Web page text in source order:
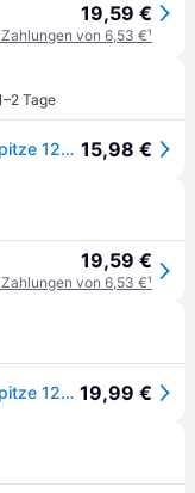
19,59 €
von 6,53 €¹
Tage
Gedore 100 A-10 Körner mit Hartmetallspitze 120x10x4mm 8721720 15,98 €
19,59 €
von 6,53 €¹
Gedore 100 A-10 Körner mit Hartmetallspitze 120x10x4mm 8721720 19,99 €